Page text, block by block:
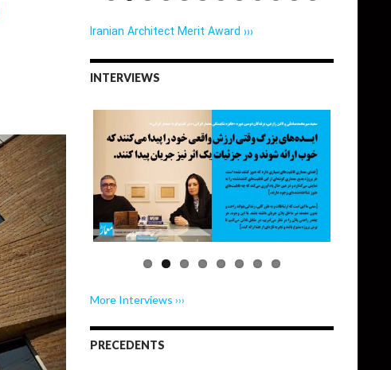
Iranian Architect Merit Award ›››
INTERVIEWS
More Interviews ›››
PRECEDENTS